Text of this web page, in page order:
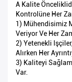
A Kalite
Kontrolüne Her
1) Mühendisimiz
Veriyor Ve Her
2) Yetenekli
Alırken Her
3) Kaliteyi
Var.